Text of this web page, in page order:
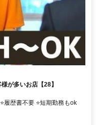
が多いお店【28】
履歴書不要 ⭐短期勤務もok